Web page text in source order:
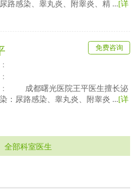
路感染、睾丸炎、附睾炎、精 ...[详
成都曙光医院王平医生擅长泌
：尿路感染、睾丸炎、附睾炎 ...[详
免费咨询
全部科室医生